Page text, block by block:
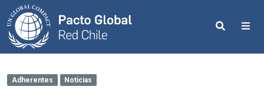
Search
Adherentes Noticias